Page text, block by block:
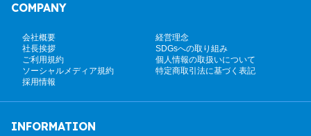
COMPANY
会社概要
経営理念
社長挨拶
SDGsへの取り組み
ご利用規約
個人情報の取扱いについて
ソーシャルメディア規約
特定商取引法に基づく表記
採用情報
INFORMATION